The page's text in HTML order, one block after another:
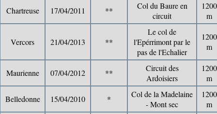
Chartreuse 17/04/2011 **
Col du Baure en
circuit
1200
m
Vercors 21/04/2013 **
Le col de
l'Epérrimont par le
pas de l'Echalier
1200
m
Maurienne 07/04/2012 **
Circuit des
Ardoisiers
1200
m
Belledonne 15/04/2010 *
Col de la Madelaine
- Mont sec
1200
m